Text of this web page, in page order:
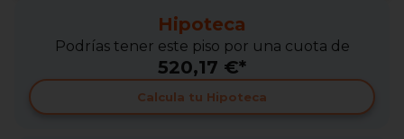
Hipoteca
Podrías tener este piso por una cuota de
520,17 €*
Calcula tu Hipoteca